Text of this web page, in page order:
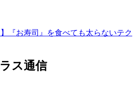
『お寿司』を食べても太らないテク
ス通信